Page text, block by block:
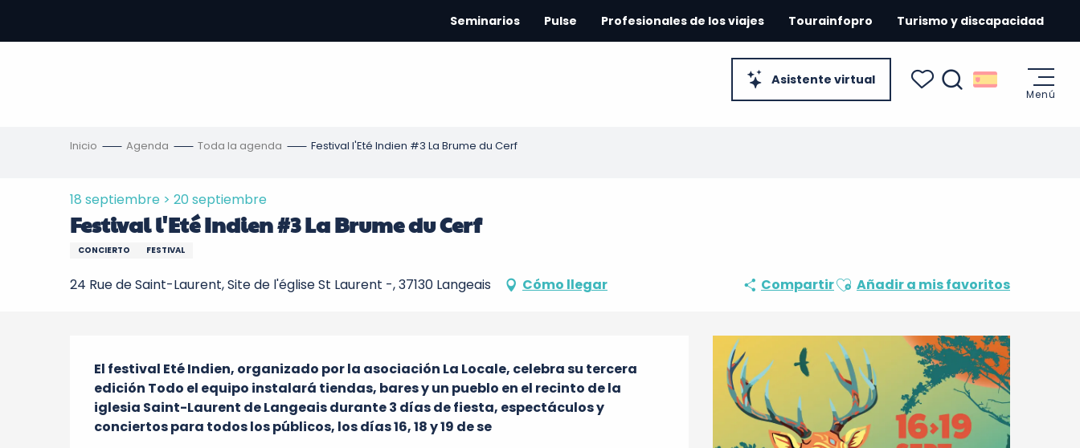
contenu
Asistente virtual
Seminarios Pulse Profesionales de los viajes Tourainfopro Turismo y discapacidad
Menú
Inicio Agenda Toda la agenda Festival l'Eté Indien #3 La Brume du Cerf
18 septiembre > 20 septiembre
Festival l'Eté Indien #3 La Brume du Cerf
CONCIERTO FESTIVAL
24 Rue de Saint-Laurent, Site de l'église St Laurent -, 37130 Langeais Cómo llegar CompartirAjouter aux favoris
Añadir a mis favoritos
Descripción
El festival Eté Indien, organizado por la asociación La Locale, celebra su tercera
edición Todo el equipo instalará tiendas, bares y un pueblo en el recinto de la
iglesia Saint-Laurent de Langeais durante 3 días de fiesta, espectáculos y
conciertos para todos los públicos, los días 16, 18 y 19 de se